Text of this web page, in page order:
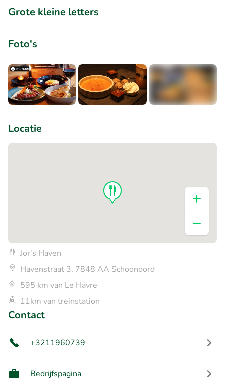
Grote kleine letters
Foto's
Locatie
Jor's Haven
Havenstraat 3, 7848 AA Schoonoord
595 km van Le Havre
11km van treinstation
Contact
+3211960739
Bedrijfspagina